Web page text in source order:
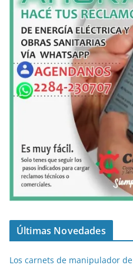
Últimas Novedades
Los carnets de manipulador